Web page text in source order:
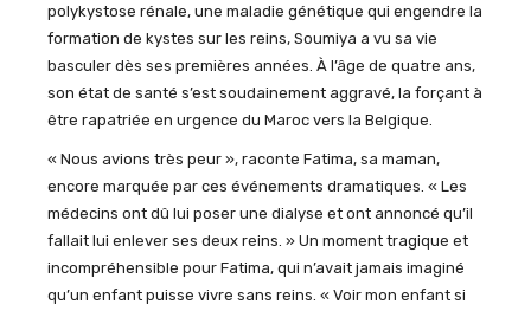
polykystose rénale, une maladie génétique qui engendre la
formation de kystes sur les reins, Soumiya a vu sa vie
basculer dès ses premières années. À l’âge de quatre ans,
son état de santé s’est soudainement aggravé, la forçant à
être rapatriée en urgence du Maroc vers la Belgique.
« Nous avions très peur », raconte Fatima, sa maman,
encore marquée par ces événements dramatiques. « Les
médecins ont dû lui poser une dialyse et ont annoncé qu’il
fallait lui enlever ses deux reins. » Un moment tragique et
incompréhensible pour Fatima, qui n’avait jamais imaginé
qu’un enfant puisse vivre sans reins. « Voir mon enfant si